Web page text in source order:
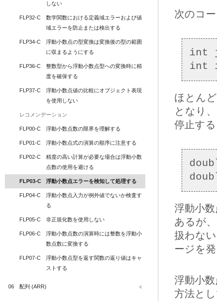
次のコ
int
ほとん
となり
停止す
浮動小
あるが
扱わな
ージを
浮動小
方法と
しない
FLP32-C
数学関数における定義域エラーおよび値
域エラーを防止または検出する
FLP34-C
浮動小数点の型変換は変換後の型の範囲
に収まるようにする
FLP36-C
整数型から浮動小数点型への変換時に精
度を確保する
FLP37-C
浮動小数点値の比較にオブジェクト表現
を使用しない
レコメンデーション
FLP00-C 浮動小数点数の限界を理解する
FLP01-C 浮動小数点式の演算の順序に注意する
FLP02-C
精度の高い計算が必要な場合は浮動小数
点数の使用を避ける
FLP03-C 浮動小数点エラーを検知して処理する
FLP04-C
浮動小数点入力が例外値でないか検査す
る
FLP05-C 非正規化数を使用しない
FLP06-C
浮動小数点数の演算時には整数を浮動小
数点数に変換する
FLP07-C
浮動小数点型を返す関数の返り値はキャ
ストする
06 配列 (ARR)